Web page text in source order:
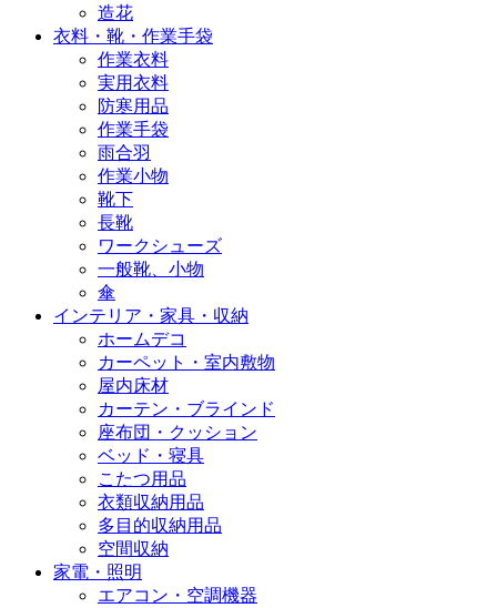
造花
衣料・靴・作業手袋
作業衣料
実用衣料
防寒用品
作業手袋
雨合羽
作業小物
靴下
長靴
ワークシューズ
一般靴、小物
傘
インテリア・家具・収納
ホームデコ
カーペット・室内敷物
屋内床材
カーテン・ブラインド
座布団・クッション
ベッド・寝具
こたつ用品
衣類収納用品
多目的収納用品
空間収納
家電・照明
エアコン・空調機器